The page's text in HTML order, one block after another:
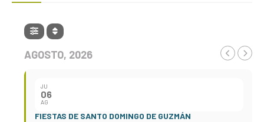
AGOSTO, 2026
JU
06
AG
FIESTAS DE SANTO DOMINGO DE GUZMÁN